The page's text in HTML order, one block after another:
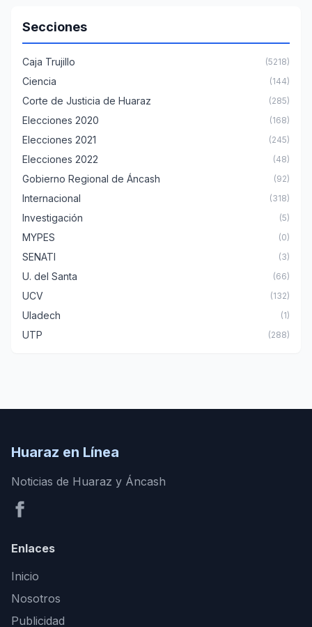
Secciones
Caja Trujillo (5218)
Ciencia (144)
Corte de Justicia de Huaraz (285)
Elecciones 2020 (168)
Elecciones 2021 (245)
Elecciones 2022 (48)
Gobierno Regional de Áncash (92)
Internacional (318)
Investigación (5)
MYPES (0)
SENATI (3)
U. del Santa (66)
UCV (132)
Uladech (1)
UTP (288)
Huaraz en Línea
Noticias de Huaraz y Áncash
Enlaces
Inicio
Nosotros
Publicidad